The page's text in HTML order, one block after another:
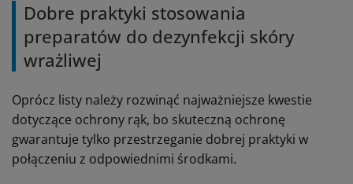
Dobre praktyki stosowania
preparatów do dezynfekcji skóry
wrażliwej
Oprócz listy należy rozwinąć najważniejsze kwestie
dotyczące ochrony rąk, bo skuteczną ochronę
gwarantuje tylko przestrzeganie dobrej praktyki w
połączeniu z odpowiednimi środkami.